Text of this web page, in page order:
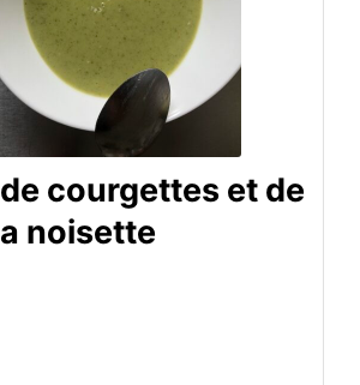
courgettes et de
noisette